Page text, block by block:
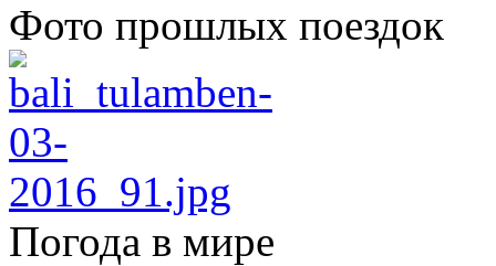
Фото прошлых поездок
Погода в мире